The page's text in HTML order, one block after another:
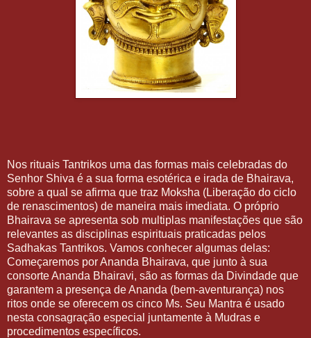
Nos rituais Tantrikos uma das formas mais celebradas do
Senhor Shiva é a sua forma esotérica e irada de Bhairava,
sobre a qual se afirma que traz Moksha (Liberação do ciclo
de renascimentos) de maneira mais imediata. O próprio
Bhairava se apresenta sob multiplas manifestações que são
relevantes as disciplinas espirituais praticadas pelos
Sadhakas Tantrikos. Vamos conhecer algumas delas:
Começaremos por Ananda Bhairava, que junto à sua
consorte Ananda Bhairavi, são as formas da Divindade que
garantem a presença de Ananda (bem-aventurança) nos
ritos onde se oferecem os cinco Ms. Seu Mantra é usado
nesta consagração especial juntamente à Mudras e
procedimentos específicos.